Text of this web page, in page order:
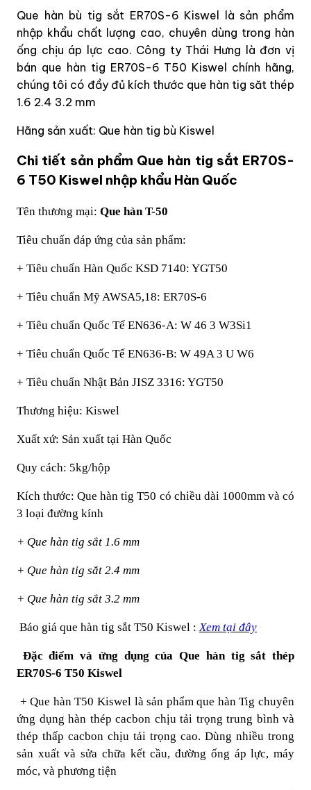
Que hàn bù tig sắt ER70S-6 Kiswel là sản phẩm
nhập khẩu chất lượng cao, chuyên dùng trong hàn
ống chịu áp lực cao. Công ty Thái Hưng là đơn vị
bán que hàn tig ER70S-6 T50 Kiswel chính hãng,
chúng tôi có đầy đủ kích thước que hàn tig săt thép
1.6 2.4 3.2 mm
Hãng sản xuất: Que hàn tig bù Kiswel
Chi tiết sản phẩm Que hàn tig sắt ER70S-
6 T50 Kiswel nhập khẩu Hàn Quốc
Tên thương mại: Que hàn T-50
Tiêu chuẩn đáp ứng của sản phẩm:
+ Tiêu chuẩn Hàn Quốc KSD 7140: YGT50
+ Tiêu chuẩn Mỹ AWSA5,18: ER70S-6
+ Tiêu chuẩn Quốc Tế EN636-A: W 46 3 W3Si1
+ Tiêu chuẩn Quốc Tế EN636-B: W 49A 3 U W6
+ Tiêu chuẩn Nhật Bản JISZ 3316: YGT50
Thương hiệu: Kiswel
Xuất xứ: Sản xuất tại Hàn Quốc
Quy cách: 5kg/hộp
Kích thước: Que hàn tig T50 có chiều dài 1000mm và có
3 loại đường kính
+ Que hàn tig sắt 1.6 mm
+ Que hàn tig sắt 2.4 mm
+ Que hàn tig sắt 3.2 mm
Báo giá que hàn tig sắt T50 Kiswel : Xem tại đây
Đặc điểm và ứng dụng của Que hàn tig sắt thép
ER70S-6 T50 Kiswel
+ Que hàn T50 Kiswel là sản phẩm que hàn Tig chuyên
ứng dụng hàn thép cacbon chịu tải trọng trung bình và
thép thấp cacbon chịu tải trọng cao. Dùng nhiều trong
sản xuất và sửa chữa kết cầu, đường ống áp lực, máy
móc, và phương tiện